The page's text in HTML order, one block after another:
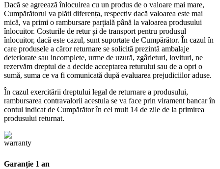
Dacă se agreează înlocuirea cu un produs de o valoare mai mare,
Cumpărătorul va plăti diferența, respectiv dacă valoarea este mai
mică, va primi o rambursare parțială până la valoarea produsului
înlocuitor. Costurile de retur și de transport pentru produsul
înlocuitor, dacă este cazul, sunt suportate de Cumpărător. În cazul în
care produsele a căror returnare se solicită prezintă ambalaje
deteriorate sau incomplete, urme de uzură, zgârieturi, lovituri, ne
rezervăm dreptul de a decide acceptarea returului sau de a opri o
sumă, suma ce va fi comunicată după evaluarea prejudiciilor aduse.
În cazul exercitării dreptului legal de returnare a produsului,
rambursarea contravalorii acestuia se va face prin virament bancar în
contul indicat de Cumpărător în cel mult 14 de zile de la primirea
produsului returnat.
Garanție 1 an